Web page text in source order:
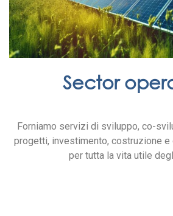
Sector
Forniamo servizi di sviluppo, co-
progetti, investimento, costruzione
per tutta la vita utile